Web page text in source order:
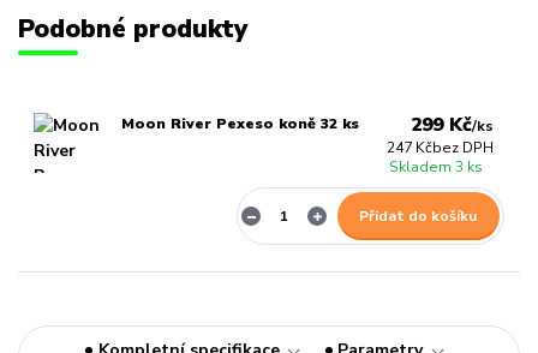
Podobné produkty
Moon River Pexeso koně 32 ks 299 Kč/ks
247 Kčbez DPH
Skladem 3 ks
Přidat do košíku